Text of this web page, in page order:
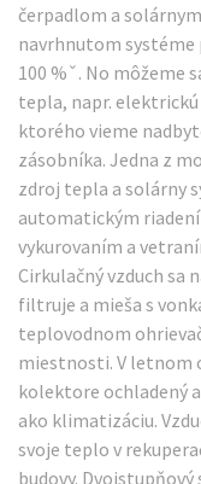
čerpadlom a
navrhnutom
100 %ˇ. No môžeme
tepla, napr. elektrickú
ktorého vieme
zásobníka. Jedna z
zdroj tepla a solárny
automatickým
vykurovaním a
Cirkulačný vzduch sa
filtruje a mieša s
teplovodnom
miestnosti. V letnom
kolektore ochladený
ako klimatizáciu.
svoje teplo v
budovy.